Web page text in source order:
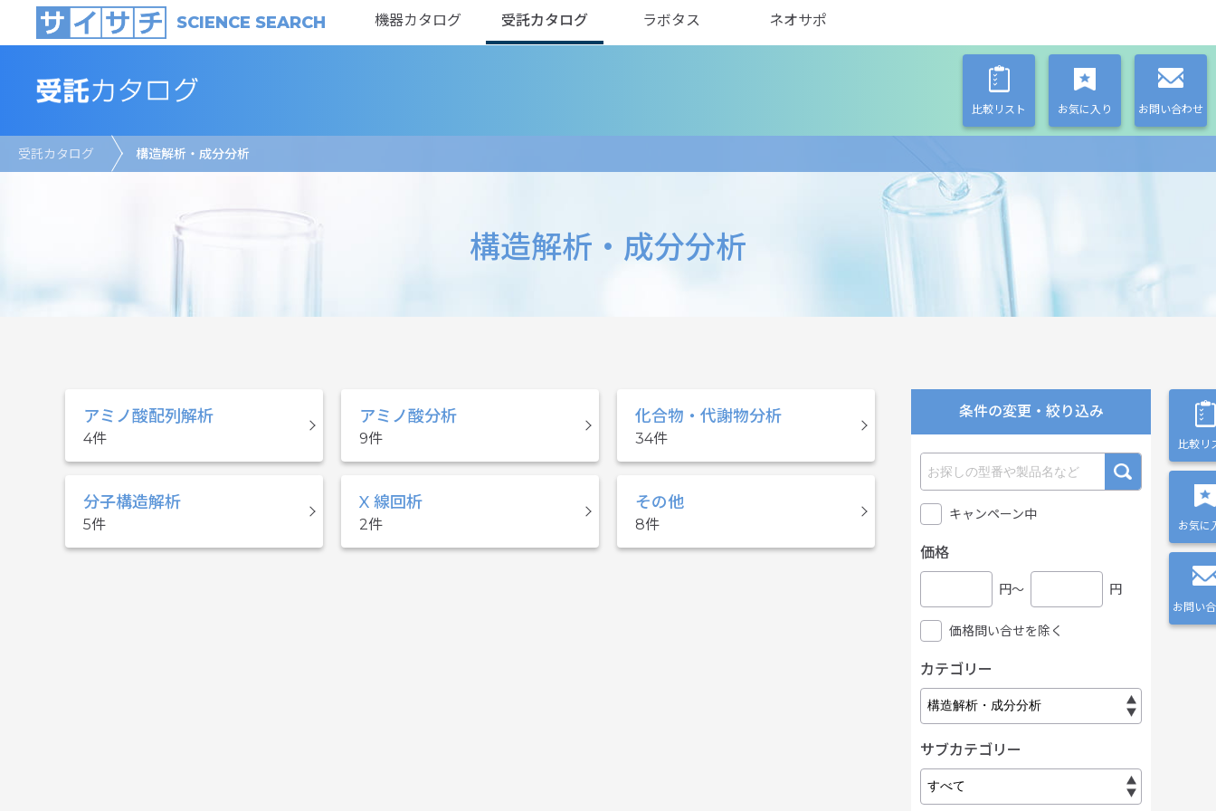
SCIENCE SEARCH 機器カタログ 受託カタログ ラボタス ネオサポ
比較リスト お気に入り お問い合わせ
受託カタログ 構造解析・成分分析
構造解析・成分分析
アミノ酸配列解析
4
アミノ酸分析
9
化合物・代謝物分析
34
分子構造解析
5
X 線回析
2
その他
8
比較リ
お気に
お問い
条件の変更・絞り込み
キャンペーン中
価格
円〜 円
価格問い合せを除く
カテゴリー
サブカテゴリー